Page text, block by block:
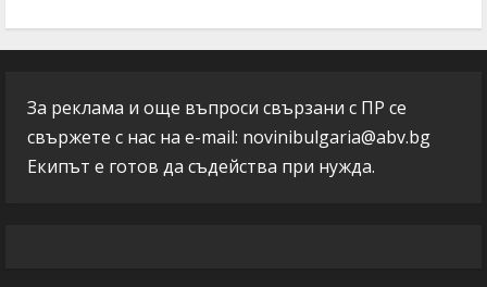
За реклама и още въпроси свързани с ПР се
свържете с нас на e-mail: novinibulgaria@abv.bg
Екипът е готов да съдейства при нужда.